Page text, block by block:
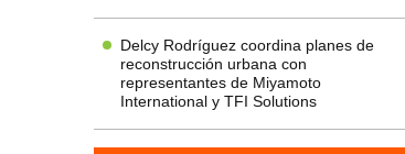
Delcy Rodríguez coordina planes de
reconstrucción urbana con
representantes de Miyamoto
International y TFI Solutions